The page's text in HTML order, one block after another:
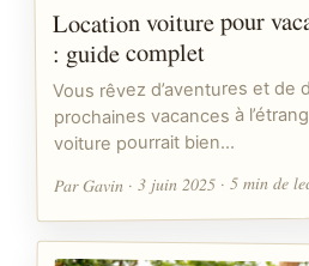
Location voiture pour
: guide complet
Vous rêvez d’aventures et
prochaines vacances à
voiture pourrait bien…
Par Gavin · 3 juin 2025 · 5 min de